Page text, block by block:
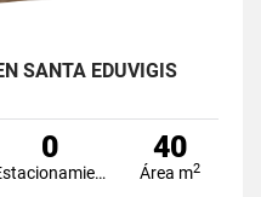
SANTA EDUVIGIS
0
Estacionamiento
40
Área m2